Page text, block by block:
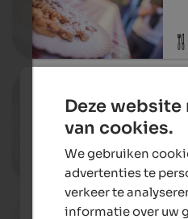
Deze
van cookies.
We gebruiken
advertenties te
verkeer te
informatie over uw